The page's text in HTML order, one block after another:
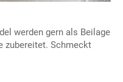
werden gern als Beilage
zubereitet. Schmeckt